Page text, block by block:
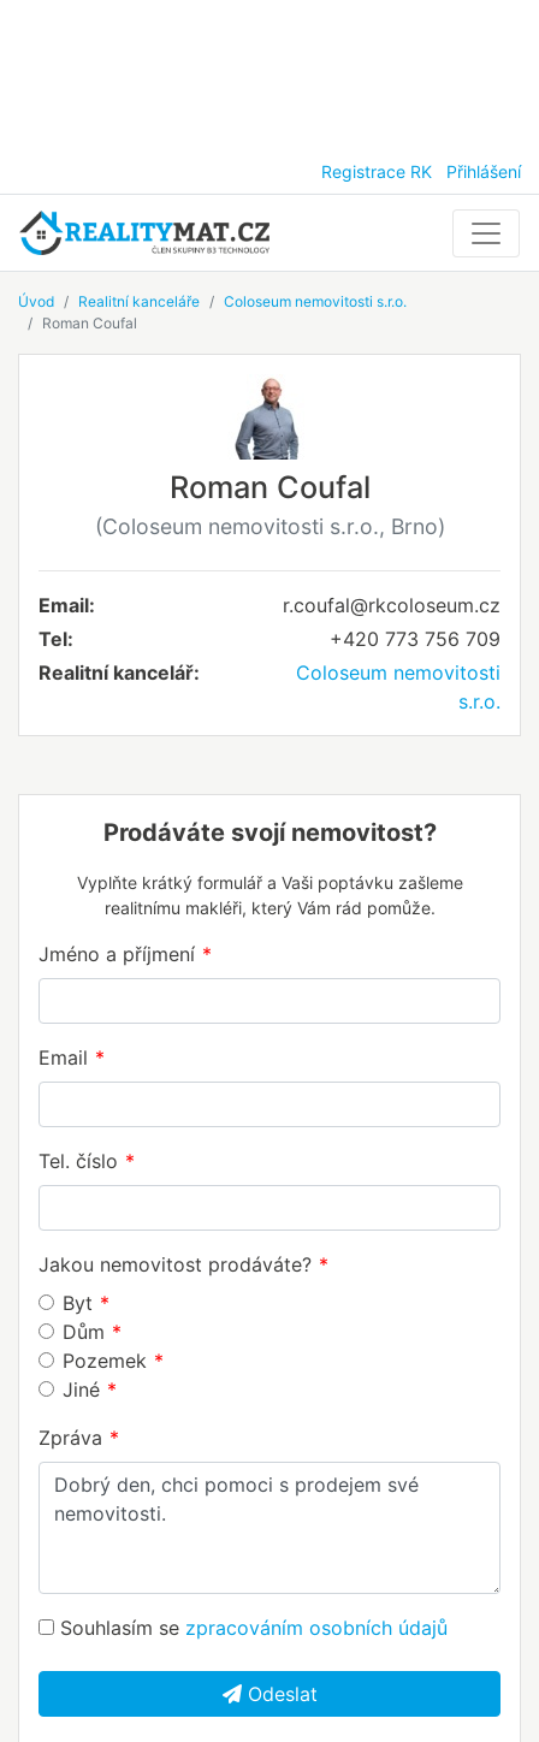
Registrace RK Přihlášení
Úvod Realitní kanceláře
Coloseum nemovitosti s.r.o.
Roman Coufal
Roman Coufal
(Coloseum nemovitosti s.r.o., Brno)
Email:
r.coufal@rkcoloseum.cz
Tel:
+420 773 756 709
Realitní kancelář:
Coloseum nemovitosti
s.r.o.
Prodáváte svojí nemovitost?
Vyplňte krátký formulář a Vaši poptávku zašleme
realitnímu makléři, který Vám rád pomůže.
Jméno a příjmení
Email
Tel. číslo
Jakou nemovitost prodáváte?
Byt
Dům
Pozemek
Jiné
Zpráva
Souhlasím se zpracováním osobních údajů
Odeslat